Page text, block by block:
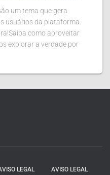
um tema que gera
usuários da plataforma.
como aproveitar
explorar a verdade por
LEGAL AVISO LEGAL